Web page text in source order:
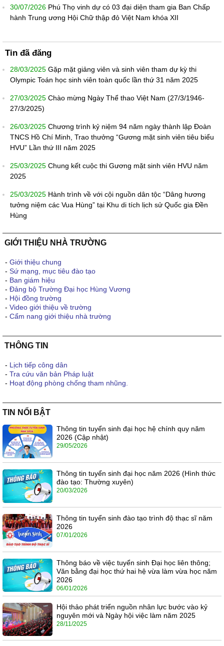
30/07/2026 Phú Thọ vinh dự có 03 đại diện tham gia Ban Chấp
hành Trung ương Hội Chữ thập đỏ Việt Nam khóa XII
Tin đã đăng
28/03/2025 Gặp mặt giảng viên và sinh viên tham dự kỳ thi
Olympic Toán học sinh viên toàn quốc lần thứ 31 năm 2025
27/03/2025 Chào mừng Ngày Thể thao Việt Nam (27/3/1946-
27/3/2025)
26/03/2025 Chương trình kỷ niệm 94 năm ngày thành lập Đoàn
TNCS Hồ Chí Minh, Trao thưởng “Gương mặt sinh viên tiêu biểu
HVU” Lần thứ III năm 2025
25/03/2025 Chung kết cuộc thi Gương mặt sinh viên HVU năm
2025
25/03/2025 Hành trình về với cội nguồn dân tộc “Dâng hương
tưởng niệm các Vua Hùng” tại Khu di tích lịch sử Quốc gia Đền
Hùng
GIỚI THIỆU NHÀ TRƯỜNG
- Giới thiệu chung
- Sứ mạng, mục tiêu đào tạo
- Ban giám hiệu
- Đảng bộ Trường Đại học Hùng Vương
- Hội đồng trường
- Video giới thiệu về trường
- Cẩm nang giới thiệu nhà trường
THÔNG TIN
- Lịch tiếp công dân
- Tra cứu văn bản Pháp luật
- Hoạt động phòng chống tham nhũng.
TIN NỔI BẬT
Thông tin tuyển sinh đại học hệ chính quy năm
2026 (Cập nhật)
29/05/2026
Thông tin tuyển sinh đại học năm 2026 (Hình thức
đào tạo: Thường xuyên)
20/03/2026
Thông tin tuyển sinh đào tạo trình độ thạc sĩ năm
2026
07/01/2026
Thông báo về việc tuyển sinh Đại học liên thông;
Văn bằng đại học thứ hai hệ vừa làm vừa học năm
2026
06/01/2026
Hội thảo phát triển nguồn nhân lực bước vào kỷ
nguyên mới và Ngày hội việc làm năm 2025
28/11/2025